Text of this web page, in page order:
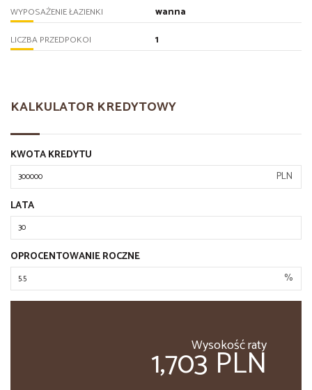
WYPOSAŻENIE ŁAZIENKI wanna
LICZBA PRZEDPOKOI 1
KALKULATOR KREDYTOWY
KWOTA KREDYTU
PLN
LATA
OPROCENTOWANIE ROCZNE
%
Wysokość raty
1,703 PLN